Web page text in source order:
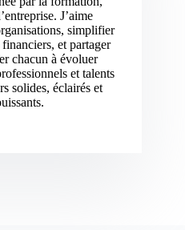
J’aime
simplifier
et partager
chacun à évoluer
et talents
solides, éclairés et